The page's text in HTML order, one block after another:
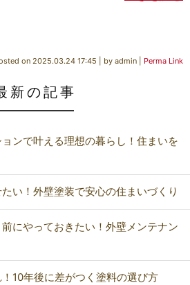
on 2025.03.24 17:45 by admin Perma Link
新の記事
ョンで叶える理想の暮らし！住まいを
い！外壁塗装で安心の住まいづくり
前にやっておきたい！外壁メンテナン
10年後に差がつく塗料の選び方